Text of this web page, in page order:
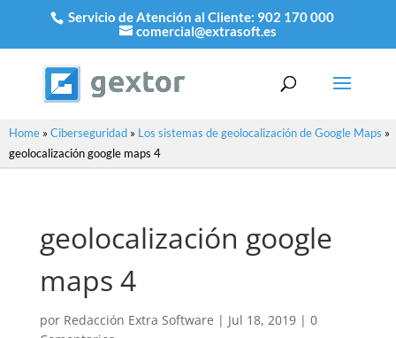
Servicio de Atención al Cliente: 902 170 000
comercial@extrasoft.es
Home » Ciberseguridad » Los sistemas de geolocalización de Google Maps »
geolocalización google maps 4
geolocalización google
maps 4
por Redacción Extra Software | Jul 18, 2019| 0